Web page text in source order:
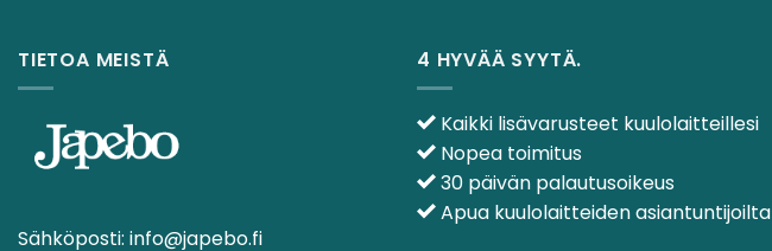
TIETOA MEISTÄ
Sähköposti: info@japebo.fi
4 HYVÄÄ SYYTÄ.
Kaikki lisävarusteet kuulolaitteillesi
Nopea toimitus
30 päivän palautusoikeus
Apua kuulolaitteiden asiantuntijoilta